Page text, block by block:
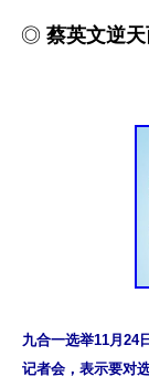
◎ 蔡英文逆
九合一选举11月24
记者会，表示要对